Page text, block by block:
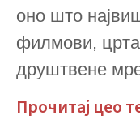
оно што
филмови,
друштвене
Прочитај цео